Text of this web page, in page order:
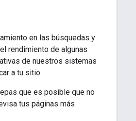
en las búsquedas y
rendimiento de algunas
de nuestros sistemas
a tu sitio.
que es posible que no
tus páginas más